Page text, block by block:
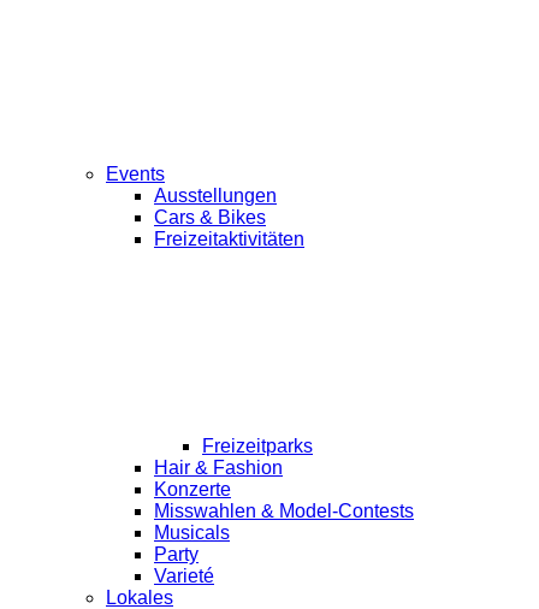
Events
Ausstellungen
Cars & Bikes
Freizeitaktivitäten
Freizeitparks
Hair & Fashion
Konzerte
Misswahlen & Model-Contests
Musicals
Party
Varieté
Lokales